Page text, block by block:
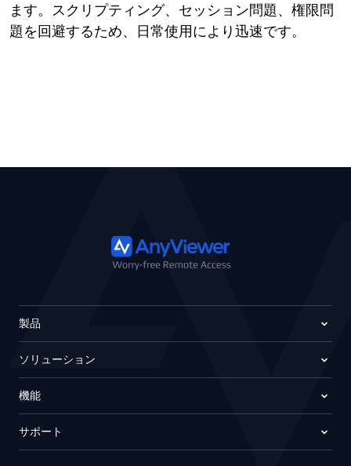
ます。スクリプティング、セッション問題、権限問
題を回避するため、日常使用により迅速です。
製品
ソリューション
機能
サポート